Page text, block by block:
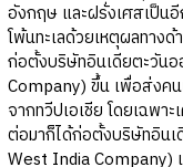
อังกฤษ และฝรั่งเศสเป็น
โพ้นทะเลด้วยเหตุผลทาง
ก่อตั้งบริษัทอินเดียตะวัน
Company) ขึ้น เพื่อส่งค
จากทวีปเอเชีย โดยเฉพา
ต่อมาก็ได้ก่อตั้งบริษัทอิน
West India Company)